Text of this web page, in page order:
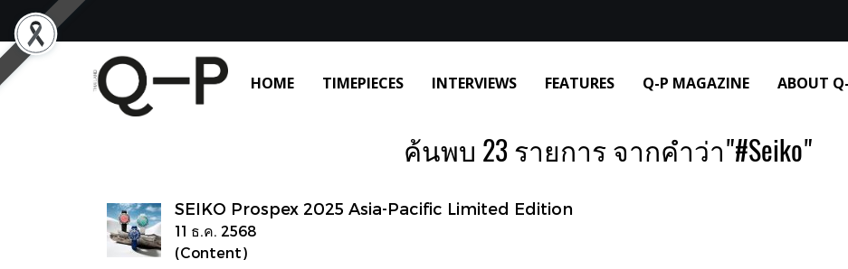
HOME TIMEPIECES INTERVIEWS FEATURES Q-P MAGAZINE ABOUT
ค้นพบ 23 รายการ จากคำว่า"#Seiko"
SEIKO Prospex 2025 Asia-Pacific Limited Edition
11 ธ.ค. 2568
(Content)